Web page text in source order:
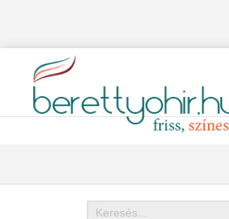
Keresés